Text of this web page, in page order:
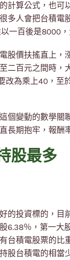
計算公式，也可
多人會把台積電
一百後是8000
股價扶搖直上，
二百元之間時，
改為乘上40，至
個變動的數學關
長期抱牢，報酬
股最多
的投資標的，目
6.38％，第一大
台積電股票的比
股台積電的相當